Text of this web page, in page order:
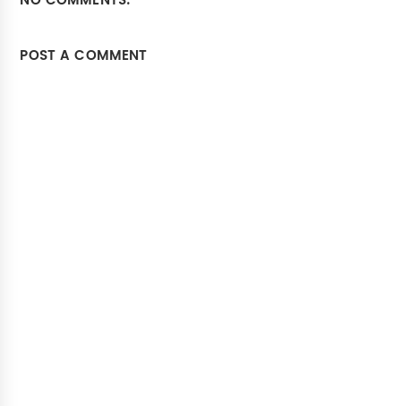
POST A COMMENT